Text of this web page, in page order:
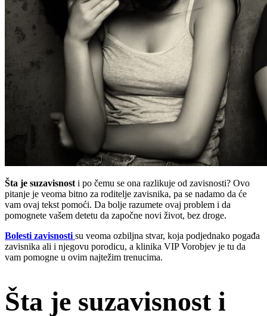
Šta je suzavisnost i po čemu se ona razlikuje od zavisnosti? Ovo
pitanje je veoma bitno za roditelje zavisnika, pa se nadamo da će
vam ovaj tekst pomoći. Da bolje razumete ovaj problem i da
pomognete vašem detetu da započne novi život, bez droge.
Bolesti zavisnosti su veoma ozbiljna stvar, koja podjednako pogađa
zavisnika ali i njegovu porodicu, a klinika VIP Vorobjev je tu da
vam pomogne u ovim najtežim trenucima.
Šta je suzavisnost i